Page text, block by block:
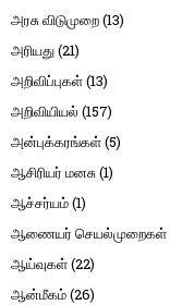
அரசு விடுமுறை(13)
அரியது(21)
அறிவிப்புகள்(13)
அறிவியியல் (157)
அன்புக்கரங்கள்(5)
ஆசிரியர் மனசு(1)
ஆச்சர்யம்(1)
ஆணையர் செயல்முறைகள்
ஆய்வுகள்(22)
ஆன்மீகம்(26)